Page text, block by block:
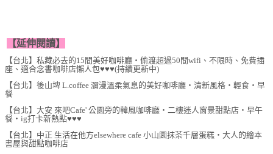
【延伸閱讀】
【台北】私藏必去的15間美好咖啡廳‧偷渡超過50間wifi、不限時、免費插
座、適合念書咖啡店懶人包♥♥♥(持續更新中)
【台北】後山埤 L.coffee 瀰漫溫柔氣息的美好咖啡廳‧清新風格‧輕食‧早
餐
【台北】大安 來吧Cafe' 公園旁的韓風咖啡廳‧二樓迷人窗景甜點店‧早午
餐‧ig打卡新熱點♥♥♥
【台北】中正 生活在他方elsewhere cafe 小山園抹茶千層蛋糕‧大人的繪本
書屋與甜點咖啡店